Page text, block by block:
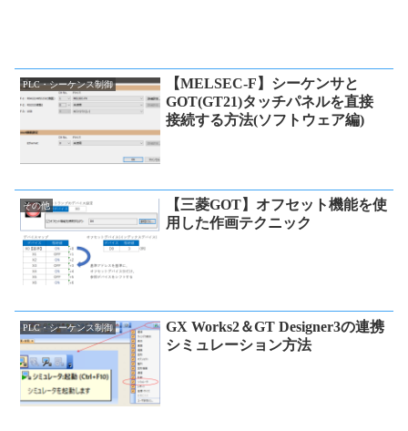
PLC・シーケンス制御
【MELSEC-F】シーケンサと
GOT(GT21)タッチパネルを直接
接続する方法(ソフトウェア編)
その他
【三菱GOT】オフセット機能を使
用した作画テクニック
PLC・シーケンス制御
GX Works2＆GT Designer3の連携
シミュレーション方法